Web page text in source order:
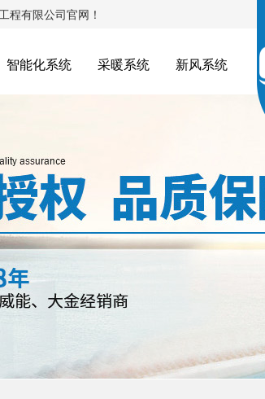
程有限公司官网！
智能化系统 采暖系统 新风系统